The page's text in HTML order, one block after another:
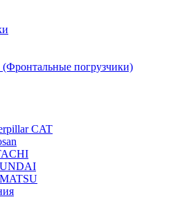
погрузчики)
CAT